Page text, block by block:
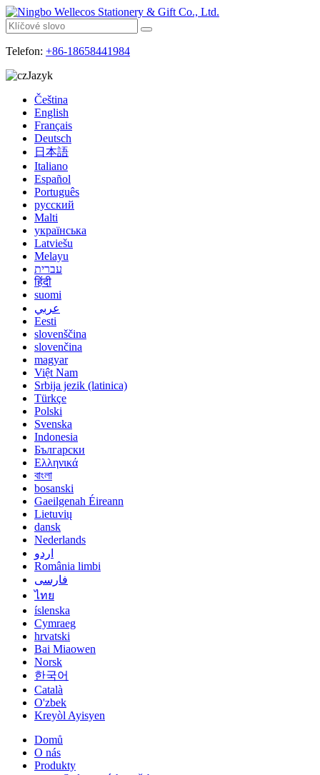
Telefon: +86-18658441984
Jazyk
Čeština
English
Français
Deutsch
日本語
Italiano
Español
Português
русский
Malti
українська
Latviešu
Melayu
עברית
हिंदी
suomi
عربي
Eesti
slovenščina
slovenčina
magyar
Việt Nam
Srbija jezik (latinica)
Türkçe
Polski
Svenska
Indonesia
Български
Ελληνικά
বাংলা
bosanski
Gaeilgenah Éireann
Lietuvių
dansk
Nederlands
اردو
România limbi
فارسی
ไทย
íslenska
Cymraeg
hrvatski
Bai Miaowen
Norsk
한국어
Català
O'zbek
Kreyòl Ayisyen
Domů
O nás
Produkty